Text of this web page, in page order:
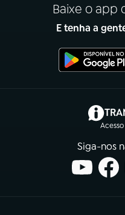
Baixe o app
E tenha a
Siga-nos